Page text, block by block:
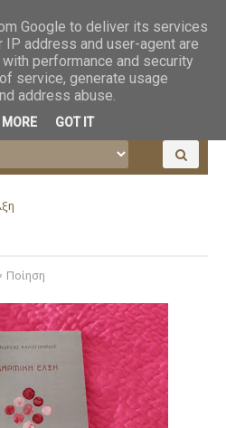
Ποίηση
Google to deliver its services
IP address and user-agent are
performance and security
service, generate usage
address abuse.
MORE GOT IT